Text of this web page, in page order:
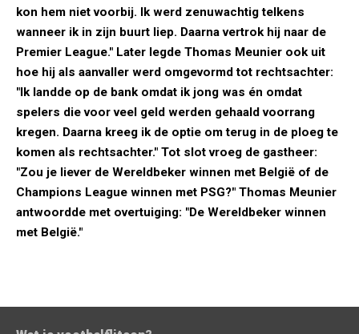
kon hem niet voorbij. Ik werd zenuwachtig telkens
wanneer ik in zijn buurt liep. Daarna vertrok hij naar de
Premier League." Later legde Thomas Meunier ook uit
hoe hij als aanvaller werd omgevormd tot rechtsachter:
"Ik landde op de bank omdat ik jong was én omdat
spelers die voor veel geld werden gehaald voorrang
kregen. Daarna kreeg ik de optie om terug in de ploeg te
komen als rechtsachter." Tot slot vroeg de gastheer:
"Zou je liever de Wereldbeker winnen met België of de
Champions League winnen met PSG?" Thomas Meunier
antwoordde met overtuiging: "De Wereldbeker winnen
met België."